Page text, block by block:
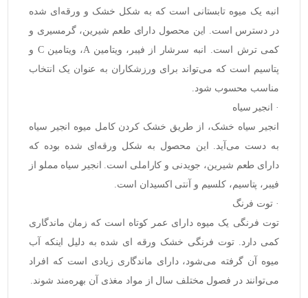
انبه یک میوه تابستانی است که به شکل خشک و ورقه‌ای شده
در دسترس است. این محصول دارای طعم شیرین، گرمسیری و
کمی ترش است. انبه سرشار از
فیبر، ویتامین A، ویتامین C و
پتاسیم است که می‌تواند برای ورزشکاران به عنوان یک انتخاب
مناسب محسوب شود.
· انجیر سیاه
انجیر سیاه خشک، از طریق خشک کردن کامل میوه انجیر سیاه
به دست می‌آید. این محصول به شکل ورقه‌ای شده بوده که
دارای طعم شیرین، جویدنی و کاراملی است. انجیر سیاه مملو از
فیبر، پتاسیم، کلسیم و آنتی اکسیدان است.
· توت فرنگ
توت فرنگی یک میوه دارای عمر کوتاه است که زمان ماندگاری
کمی دارد. توت فرنگی خشک ورقه ای شده به دلیل اینکه آب
میوه آن گرفته می‌شود، دارای ماندگاری زیادی است که افراد
می‌توانند در فصول مختلف سال از مواد مغذی آن بهره‌مند شوند.